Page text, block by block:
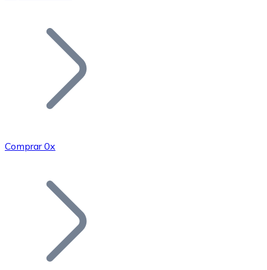
Añade tu proyecto a nuestro ecosistema.
Bitcoin
Comprar 0x